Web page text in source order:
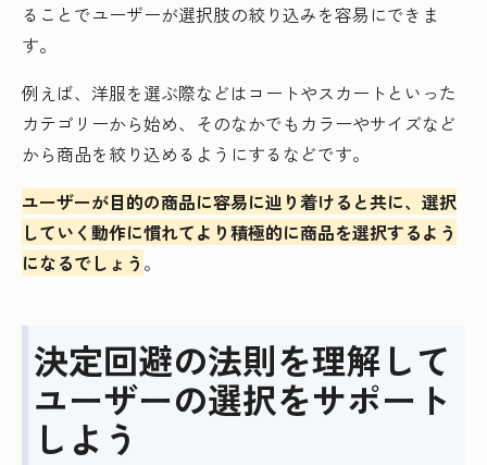
ることでユーザーが選択肢の絞り込みを容易にできま
す。
例えば、洋服を選ぶ際などはコートやスカートといった
カテゴリーから始め、そのなかでもカラーやサイズなど
から商品を絞り込めるようにするなどです。
ユーザーが目的の商品に容易に辿り着けると共に、選択
していく動作に慣れてより積極的に商品を選択するよう
になるでしょう 。
決定回避の法則を理解して
ユーザーの選択をサポート
しよう